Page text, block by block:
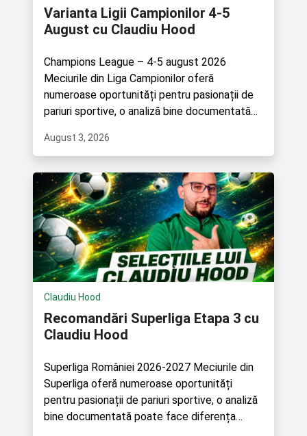
Varianta Ligii Campionilor 4-5
August cu Claudiu Hood
Champions League – 4-5 august 2026
Meciurile din Liga Campionilor oferă
numeroase oportunități pentru pasionații de
pariuri sportive, o analiză bine documentată
August 3, 2026
Claudiu Hood
Recomandări Superliga Etapa 3 cu
Claudiu Hood
Superliga României 2026-2027 Meciurile din
Superliga oferă numeroase oportunități
pentru pasionații de pariuri sportive, o analiză
bine documentată poate face diferența